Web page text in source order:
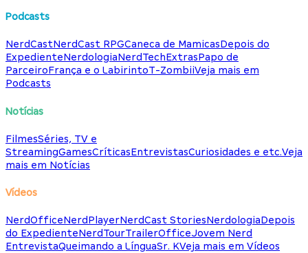
Podcasts
NerdCastNerdCast RPGCaneca de MamicasDepois do
ExpedienteNerdologiaNerdTechExtrasPapo de
ParceiroFrança e o LabirintoT-ZombiiVeja mais em
Podcasts
Notícias
FilmesSéries, TV e
StreamingGamesCríticasEntrevistasCuriosidades e etc.Veja
mais em Notícias
Vídeos
NerdOfficeNerdPlayerNerdCast StoriesNerdologiaDepois
do ExpedienteNerdTourTrailerOfficeJovem Nerd
EntrevistaQueimando a LínguaSr. KVeja mais em Vídeos